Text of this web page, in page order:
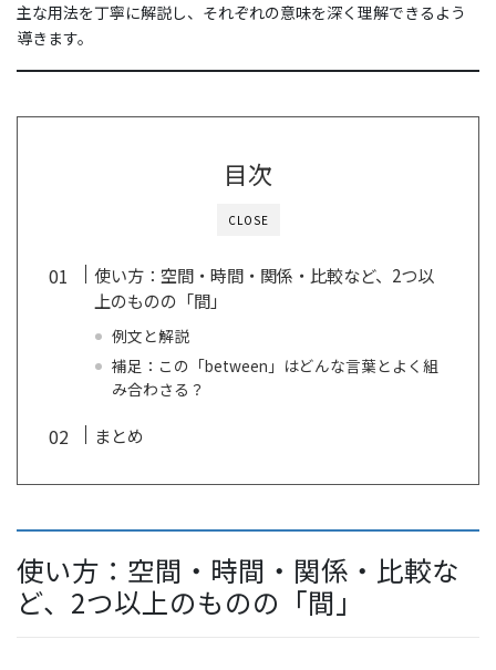
主な用法を丁寧に解説し、それぞれの意味を深く理解できるよう
導きます。
CLOSE
目次
使い方：空間・時間・関係・比較など、2つ以
上のものの「間」
例文と解説
補足：この「between」はどんな言葉とよく組
み合わさる？
まとめ
使い方：空間・時間・関係・比較な
ど、2つ以上のものの「間」